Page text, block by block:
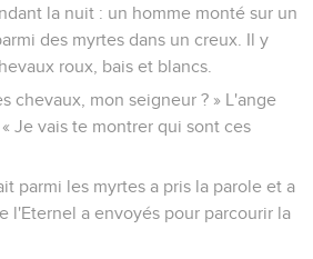
la nuit : un homme monté sur un
des myrtes dans un creux. Il y
roux, bais et blancs.
chevaux, mon seigneur ? » L'ange
Je vais te montrer qui sont ces
parmi les myrtes a pris la parole et a
l'Eternel a envoyés pour parcourir la